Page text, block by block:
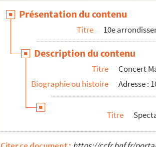
Théâtre du Nouveau Lancry
Théâtre du Petit Saint-Martin
Théâtre de la Porte-Saint-Martin
Théâtre de la Renaissance
11e arrondissement
12e arrondissement
Présentation du contenu
Titre 10e
Description du contenu
Titre
Concert
Biographie ou histoire
Adresse :
Titre